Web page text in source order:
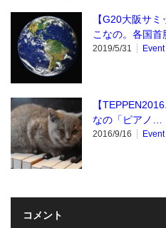
【G20大阪サ
こなの。各国首
2019/5/31 Event
【
なの「ピアノ…
2016/9/16 Event
コメント